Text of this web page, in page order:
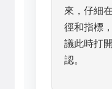
來，仔細
徑和指標
議此時打
認。